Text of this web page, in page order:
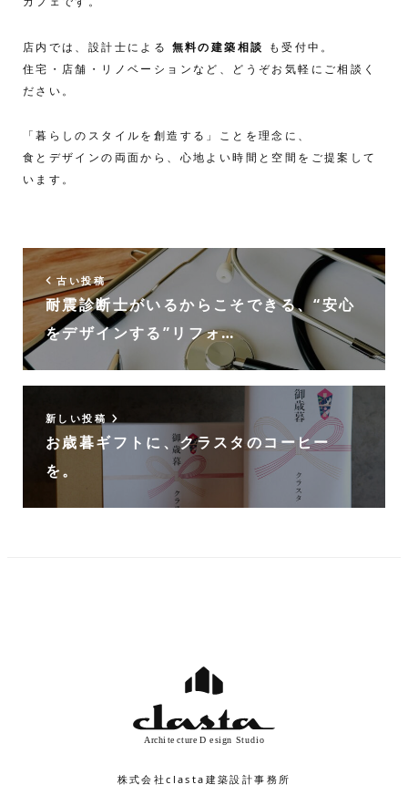
店内では、設計士による 無料の建築相談 も受付中。
住宅・店舗・リノベーションなど、どうぞお気軽にご相談く
ださい。
「暮らしのスタイルを創造する」ことを理念に、
食とデザインの両面から、心地よい時間と空間をご提案して
います。
古い投稿
耐震診断士がいるからこそできる、“安心
をデザインする”リフォ…
新しい投稿
お歳暮ギフトに、クラスタのコーヒー
を。
株式会社clasta建築設計事務所